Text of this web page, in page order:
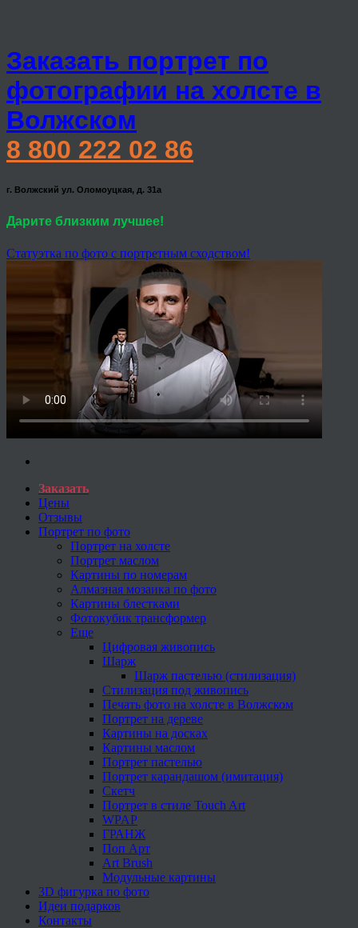
Заказать портрет по
фотографии на холсте в
Волжском
8 800 222 02 86
г. Волжский ул. Оломоуцкая, д. 31а
Дарите близким лучшее!
Статуэтка по фото с портретным сходством!
Заказать
Цены
Отзывы
Портрет по фото
Портрет на холсте
Портрет маслом
Картины по номерам
Алмазная мозаика по фото
Картины блестками
Фотокубик трансформер
Еще
Цифровая живопись
Шарж
Шарж пастелью (стилизация)
Стилизация под живопись
Печать фото на холсте в Волжском
Портрет на дереве
Картины на досках
Картины маслом
Портрет пастелью
Портрет карандашом (имитация)
Скетч
Портрет в стиле Touch Art
WPAP
ГРАНЖ
Поп Арт
Art Brush
Модульные картины
3D фигурка по фото
Идеи подарков
Контакты